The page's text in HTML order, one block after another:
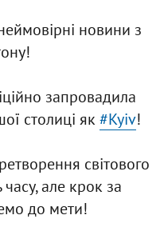
новини з
запровадила
столиці як #Kyiv!
світового
але крок за
до мети!